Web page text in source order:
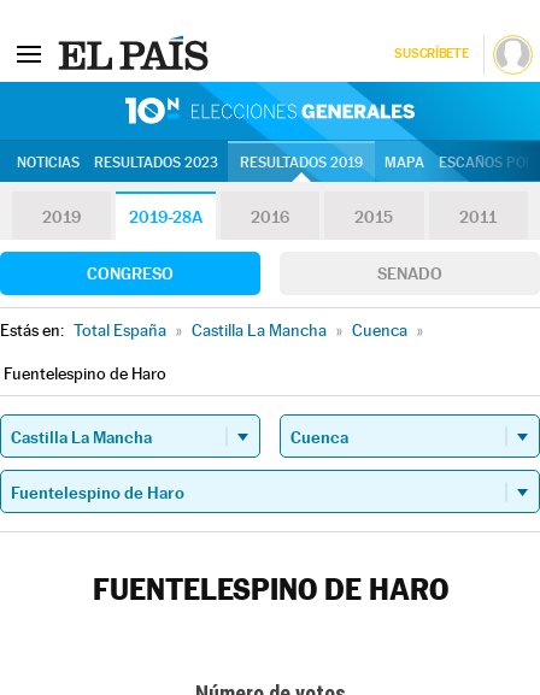
SUSCRÍBETE
NOTICIAS RESULTADOS 2023 RESULTADOS 2019 MAPA ESCAÑOS
2019 2019-28A 2016 2015 2011
CONGRESO SENADO
Estás en: Total España » Castilla La Mancha » Cuenca »
Fuentelespino de Haro
FUENTELESPINO DE HARO